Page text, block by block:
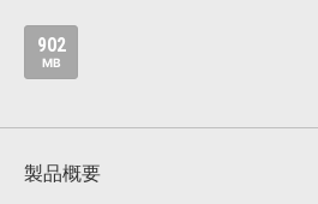
APS
SLS
902
MB
製品概要